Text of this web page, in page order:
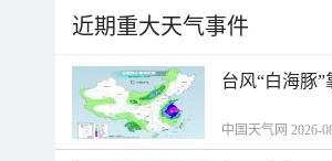
近期重大天气事件
台风“白海豚
中国天气网 2026-